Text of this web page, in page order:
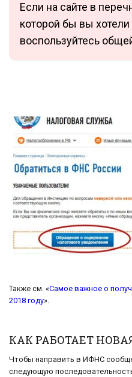
Если на сайте в
которой бы вы хотели
воспользуйтесь
Также см. «Самое важное о
2018 году».
КАК РАБОТАЕТ
Чтобы направить в ИФНС
следующую